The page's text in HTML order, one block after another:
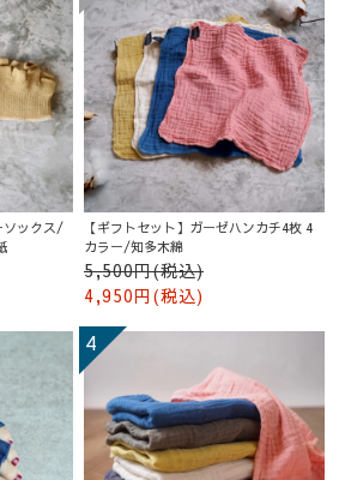
ソックス/
【ギフトセット】ガーゼハンカチ4枚 4
カラー/知多木綿
5,500円(税込)
4,950円(税込)